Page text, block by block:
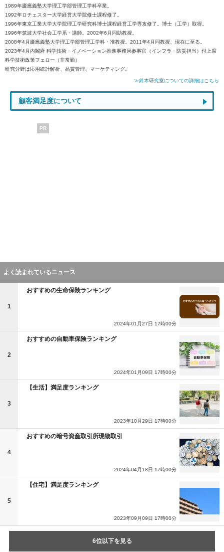
1989年慶應義塾大学理工学部管理工学科卒業。
1992年ロチェスター大学経営大学院修士課程修了。
1996年東京工業大学大学院理工学研究科博士課程経営工学専攻修了。博士（工学）取得。
1996年筑波大学社会工学系・講師。2002年6月同助教授。
2008年4月慶應義塾大学理工学部管理工学科・准教授。2011年4月同教授、現在に至る。
2023年4月内閣府 科学技術・イノベーション推進事務局参事官（インフラ・防災担当）付上席
科学技術政策フェロー（非常勤）
研究分野は応用統計解析、品質管理、マーケティング。
≫鈴木研究室についての詳細はこちら
顧客満足度について
PR
よく読まれているニュース
1
おすすめの生命保険ランキング
2024年01月27日 17時00分
2
おすすめの自動車保険ランキング
2024年01月09日 17時00分
3
【生活】満足度ランキング
2023年10月29日 17時00分
4
おすすめの暗号資産取引所現物取引
2024年04月18日 17時00分
5
【住宅】満足度ランキング
2023年09月09日 17時00分
6位以下を見る